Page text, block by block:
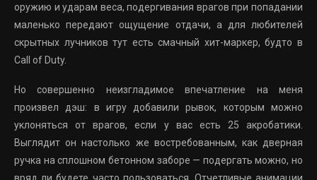
оружию и ударам веса, подергивания врагов при попадании
маленько передают ощущение отдачи, а для любителей
скрытных лучников тут есть смачный хит-маркер, будто в
Call of Duty.
Но совершенно неизгладимое впечатление на меня
произвел дэш: в игру добавили рывок, которым можно
уклоняться от врагов, если у вас есть 25 акробатики.
Выглядит он настолько же востребованным, как дверная
ручка на сплошном бетонном заборе — подергать можно, но